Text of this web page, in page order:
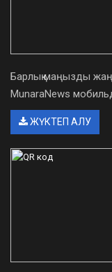
Барлық маңызды
MunaraNews
ЖҮКТЕП АЛУ